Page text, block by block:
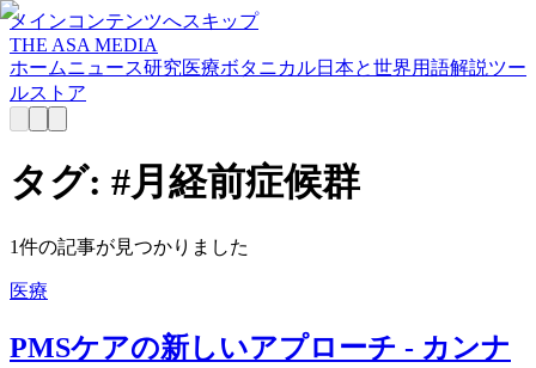
メインコンテンツへスキップ
THE ASA MEDIA
ホームニュース研究医療ボタニカル日本と世界用語解説ツー
ルストア
タグ: #月経前症候群
1件の記事が見つかりました
医療
PMSケアの新しいアプローチ - カンナ